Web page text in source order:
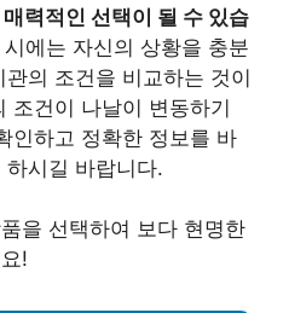
력적인 선택이 될 수 있습
에는 자신의 상황을 충분
의 조건을 비교하는 것이
조건이 나날이 변동하기
인하고 정확한 정보를 바
시길 바랍니다.
을 선택하여 보다 현명한
!